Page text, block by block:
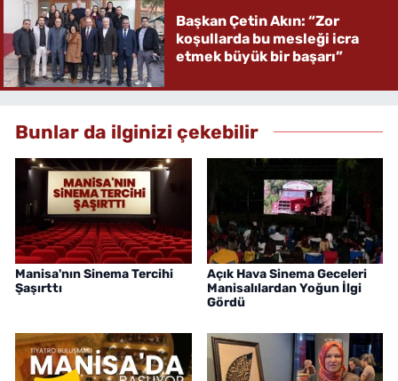
Başkan Çetin Akın: “Zor
koşullarda bu mesleği icra
etmek büyük bir başarı”
Bunlar da ilginizi çekebilir
Manisa'nın Sinema Tercihi
Şaşırttı
Açık Hava Sinema Geceleri
Manisalılardan Yoğun İlgi
Gördü